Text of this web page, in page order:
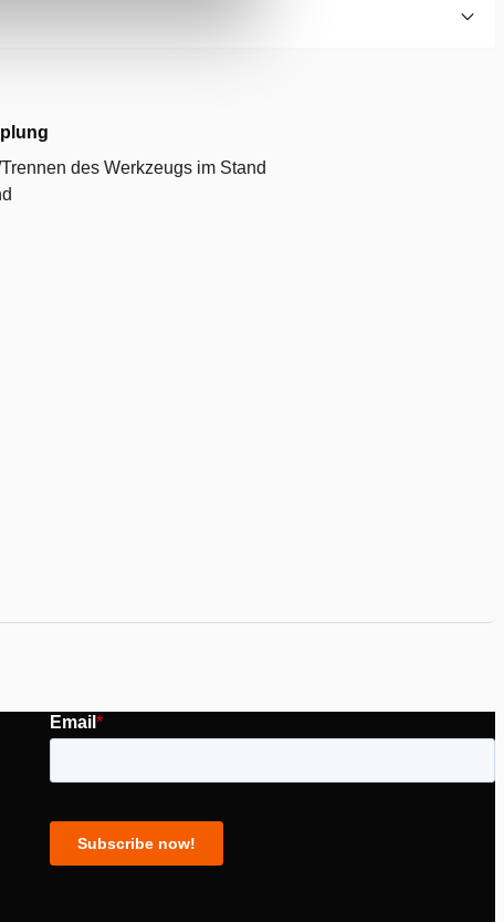
des Werkzeugs im Stand